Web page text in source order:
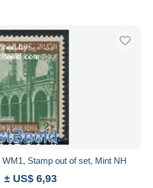
WM1, Stamp out of set, Mint NH
± US$ 6,93